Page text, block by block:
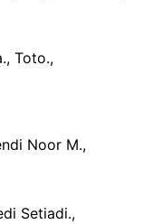
Toto.,
Noor M.,
Setiadi.,